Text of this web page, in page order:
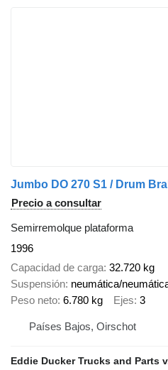
Jumbo DO 270 S1 / Drum
Precio a consultar
Semirremolque plataforma
1996
Capacidad de carga 32.720 kg
Suspensión neumática/
Peso neto 6.780 kg Ejes 3
Países Bajos, Oirschot
Eddie Ducker Trucks and Parts